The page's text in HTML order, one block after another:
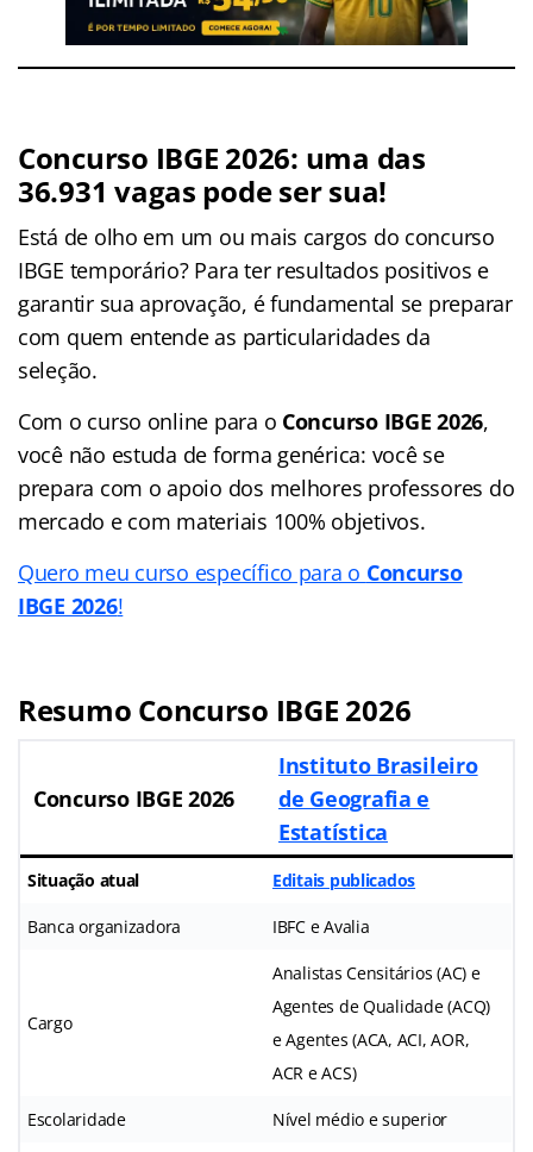
Concurso IBGE 2026: uma das
36.931 vagas pode ser sua!
Está de olho em um ou mais cargos do concurso
IBGE temporário? Para ter resultados positivos e
garantir sua aprovação, é fundamental se preparar
com quem entende as particularidades da
seleção.
Com o curso online para o Concurso IBGE 2026,
você não estuda de forma genérica: você se
prepara com o apoio dos melhores professores do
mercado e com materiais 100% objetivos.
Quero meu curso específico para o Concurso
IBGE 2026!
Resumo Concurso IBGE 2026
Concurso IBGE 2026
Instituto Brasileiro
de Geografia e
Estatística
Situação atual Editais publicados
Banca organizadora IBFC e Avalia
Cargo
Analistas Censitários (AC) e
Agentes de Qualidade (ACQ)
e Agentes (ACA, ACI, AOR,
ACR e ACS)
Escolaridade Nível médio e superior